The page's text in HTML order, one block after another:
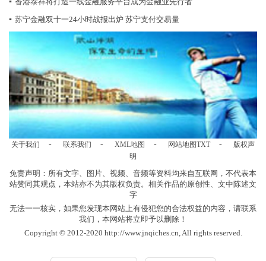
▪ 苏宁金融双十一24小时战报出炉 苏宁支付交易量
关于我们 - 联系我们 - XML地图 - 网站地图TXT -
版权声
明
免责声明：所有文字、图片、视频、音频等资料均来自互联网，不代表本
站赞同其观点，本站亦不为其版权负责。相关作品的原创性、文中陈述文
字
无法一一核实，如果您发现本网站上有侵犯您的合法权益的内容，请联系
我们，本网站将立即予以删除！
Copyright © 2012-2020 http://www.jnqiches.cn, All rights reserved.